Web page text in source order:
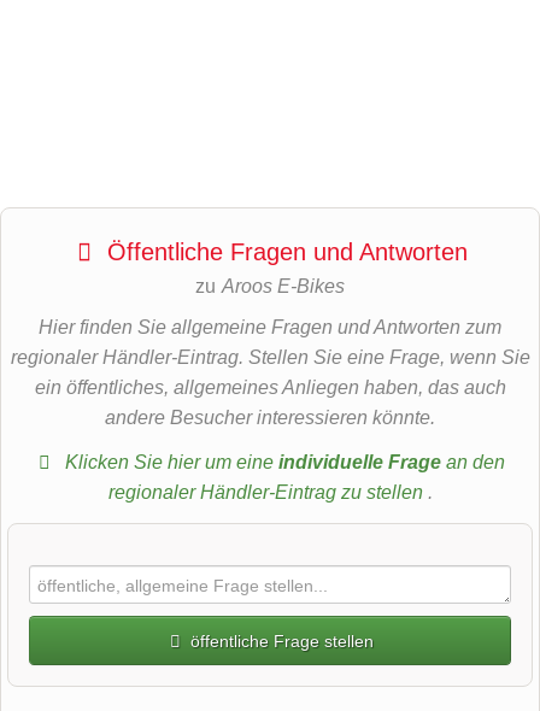
Öffentliche Fragen und Antworten
zu Aroos E-Bikes
Hier finden Sie allgemeine Fragen und Antworten zum
regionaler Händler-Eintrag. Stellen Sie eine Frage, wenn Sie
ein öffentliches, allgemeines Anliegen haben, das auch
andere Besucher interessieren könnte.
Klicken Sie hier um eine individuelle Fragean den
regionaler Händler-Eintrag zu stellen .
öffentliche Frage stellen